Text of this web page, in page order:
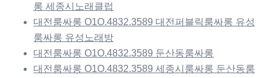
롱 세종시노래클럽
대전룸싸롱 O1O.4832.3589 대전퍼블릭룸싸롱 유성
룸싸롱 유성노래방
대전룸싸롱 O1O.4832.3589 둔산동룸싸롱
대전룸싸롱 O1O.4832.3589 세종시룸싸롱 둔산동룸